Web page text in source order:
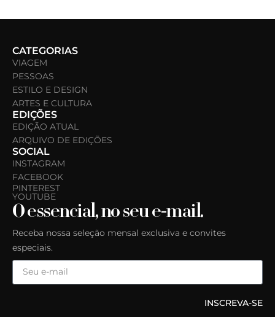
CATEGORIAS
VIAGEM
PESSOAS
ESTILO E DESIGN
ARTES E CULTURA
EDIÇÕES
EDIÇÃO ATUAL
ARQUIVO DE EDIÇÕES
SOCIAL
INSTAGRAM
FACEBOOK
PINTEREST
YOUTUBE
O essencial, no seu e-mail.
Receba nossa seleção mensal exclusiva e convites
especiais.
INSCREVA-SE